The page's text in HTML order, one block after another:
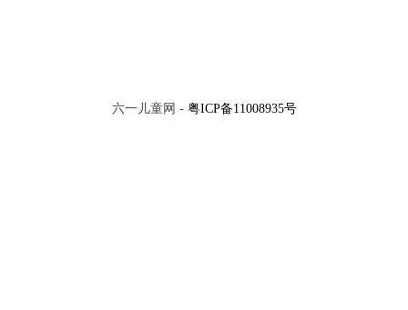
六一儿童网 - 粤ICP备11008935号